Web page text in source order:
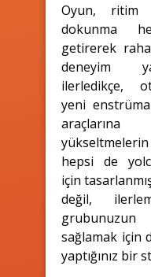
Oyun, ritim
dokunma
getirerek
deneyim
ilerledikçe,
yeni
hepsi de
için
değil,
sağlamak için
yaptığınız bir